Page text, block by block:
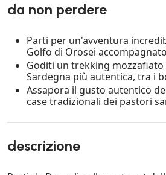
da non perdere
Parti per un'avventura
Golfo di Orosei
Goditi un trekking
Sardegna più autentica, tra i
Assapora il gusto autentico
case tradizionali dei pastori
descrizione